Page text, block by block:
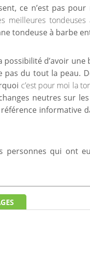
ce n’est pas
meilleures
tondeuse à barbe
possibilité d’avoir
du tout la peau.
c’est pour moi la
neutres sur
informative
personnes qui ont